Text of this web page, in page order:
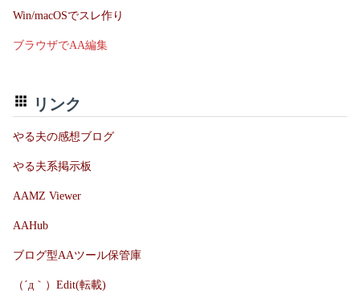
Win/macOSでスレ作り
ブラウザでAA編集
リンク
やる夫の感想ブログ
やる夫系掲示板
AAMZ Viewer
AAHub
ブログ型AAツール保管庫
（´д｀）Edit(転載)